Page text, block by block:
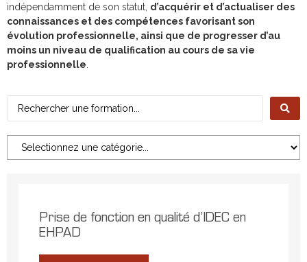
indépendamment de son statut, d’acquérir et d’actualiser des
connaissances et des compétences favorisant son
évolution professionnelle, ainsi que de progresser d’au
moins un niveau de qualification au cours de sa vie
professionnelle
Prise de fonction en qualité d’IDEC en
EHPAD